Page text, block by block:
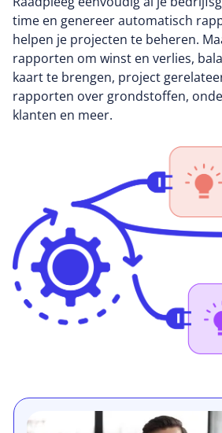
time en genereer automatisch
helpen je projecten te beheren.
rapporten om winst en verlies,
kaart te brengen, project
rapporten over grondstoffen,
klanten en meer.